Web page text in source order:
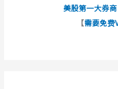
美股第一大券商
【需要免费